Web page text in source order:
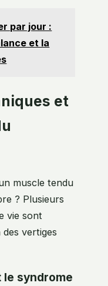
par jour :
et la
et
muscle tendu
? Plusieurs
vie sont
des vertiges
le syndrome